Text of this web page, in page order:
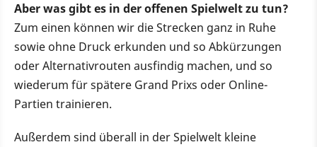
Aber was gibt es in der offenen Spielwelt zu tun?
Zum einen können wir die Strecken ganz in Ruhe
sowie ohne Druck erkunden und so Abkürzungen
oder Alternativrouten ausfindig machen, und so
wiederum für spätere Grand Prixs oder Online-
Partien trainieren.
Außerdem sind überall in der Spielwelt kleine